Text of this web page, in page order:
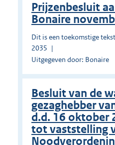
Prĳzenbesluit
Bonaire
Dit is een toekomstige
2035
Uitgegeven door: Bonaire
Besluit van de
gezaghebber
d.d. 16 oktober
tot vaststelling